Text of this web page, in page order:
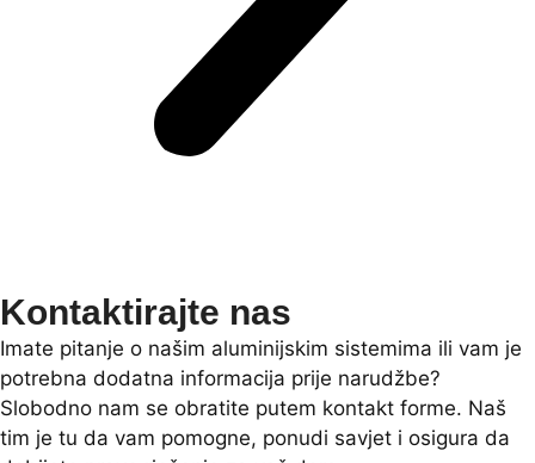
Kontaktirajte nas
Imate pitanje o našim aluminijskim sistemima ili vam je
potrebna dodatna informacija prije narudžbe?
Slobodno nam se obratite putem kontakt forme. Naš
tim je tu da vam pomogne, ponudi savjet i osigura da